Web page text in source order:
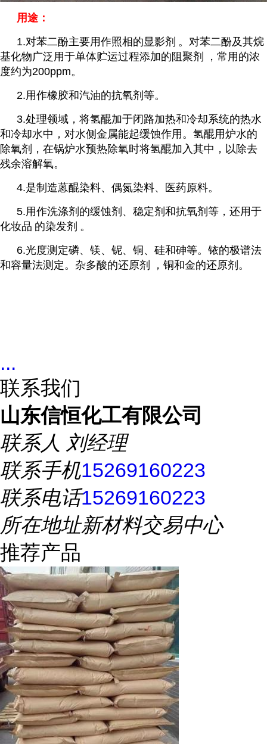
用途：
1.对苯二酚主要用作照相的显影剂 。对苯二酚及其烷
基化物广泛用于单体贮运过程添加的 阻聚剂
，常用的浓
度约为200ppm。
2.用作橡胶和汽油的抗氧剂等。
3.处理领域，将氢醌加于闭路加热和冷却系统的热水
和冷却水中，对水侧金属能起缓蚀作用。氢醌用炉水的
除氧剂，在锅炉水预热除氧时将氢醌加入其中，以除去
残余溶解氧。
4.是制造蒽醌染料、偶氮染料、医药原料。
5.用作洗涤剂的缓蚀剂、稳定剂和抗氧剂等，还用于
化妆品 的染发剂 。
6.光度测定磷、镁、铌、铜、硅和砷等。铱的极谱法
和容量法测定。杂多酸的还原剂 ，铜和金的还原剂。
...
联系我们
山东信恒化工有限公司
联系人 刘经理
联系手机15269160223
联系电话15269160223
所在地址新材料交易中心
推荐产品